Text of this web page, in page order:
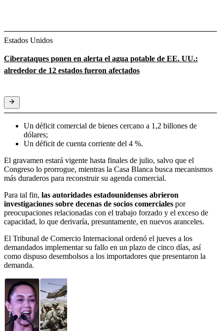
Estados Unidos
Ciberataques ponen en alerta el agua potable de EE. UU.:
alrededor de 12 estados fueron afectados
Un déficit comercial de bienes cercano a 1,2 billones de
dólares;
Un déficit de cuenta corriente del 4 %.
El gravamen estará vigente hasta finales de julio, salvo que el
Congreso lo prorrogue, mientras la Casa Blanca busca mecanismos
más duraderos para reconstruir su agenda comercial.
Para tal fin, las autoridades estadounidenses abrieron
investigaciones sobre decenas de socios comerciales por
preocupaciones relacionadas con el trabajo forzado y el exceso de
capacidad, lo que derivaría, presuntamente, en nuevos aranceles.
El Tribunal de Comercio Internacional ordenó el jueves a los
demandados implementar su fallo en un plazo de cinco días, así
como dispuso desembolsos a los importadores que presentaron la
demanda.